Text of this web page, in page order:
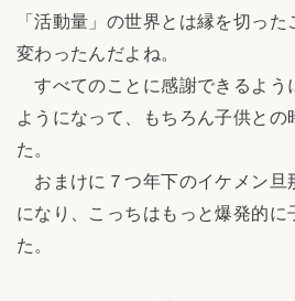
「活動量」の世界とは縁を切っ
変わったんだよね。
すべてのことに感謝できるよう
ようになって、もちろん子供との
た。
おまけに７つ年下のイケメン旦
になり、こっちはもっと爆発的に
た。